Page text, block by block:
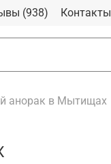
(938) Контакты
анорак в Мытищах